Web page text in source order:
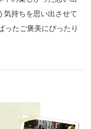
持ちを思い出させて
ったご褒美にぴったり